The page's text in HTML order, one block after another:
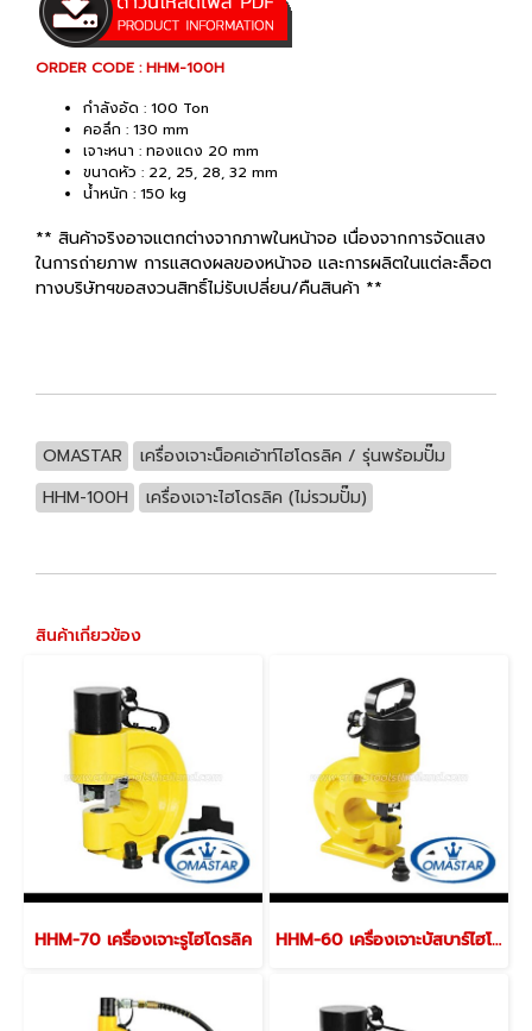
ORDER CODE : HHM-100H
กำลังอัด : 100 Ton
คอลึก : 130 mm
เจาะหนา : ทองแดง 20 mm
ขนาดหัว : 22, 25, 28, 32 mm
น้ำหนัก : 150 kg
** สินค้าจริงอาจแตกต่างจากภาพในหน้าจอ เนื่องจากการจัดแสง
ในการถ่ายภาพ การแสดงผลของหน้าจอ และการผลิตในแต่ละล็อต
ทางบริษัทฯขอสงวนสิทธิ์ไม่รับเปลี่ยน/คืนสินค้า **
OMASTAR
เครื่องเจาะน็อคเอ้าท์ไฮโดรลิค / รุ่นพร้อมปั๊ม
HHM-100H
เครื่องเจาะไฮโดรลิค (ไม่รวมปั๊ม)
สินค้าเกี่ยวข้อง
HHM-70 เครื่องเจาะรูไฮโดรลิค HHM-60 เครื่องเจาะบัสบาร์ไฮโดรลิค